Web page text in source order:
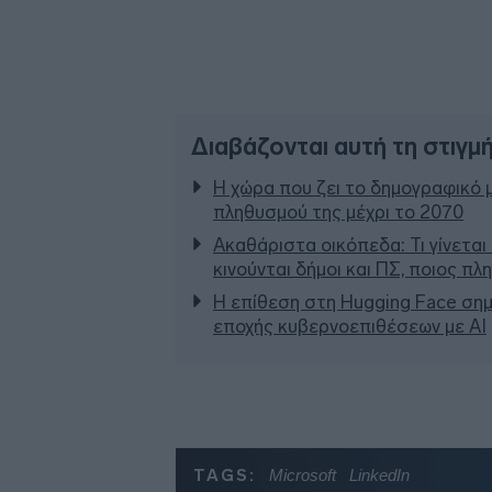
Διαβάζονται αυτή τη στιγμή
Η χώρα που ζει το δημογραφικό
πληθυσμού της μέχρι το 2070
Ακαθάριστα οικόπεδα: Τι
κινούνται δήμοι και ΠΣ, ποιος
Η επίθεση στη Hugging Face
εποχής κυβερνοεπιθέσεων με AI
TAGS: Microsoft LinkedIn